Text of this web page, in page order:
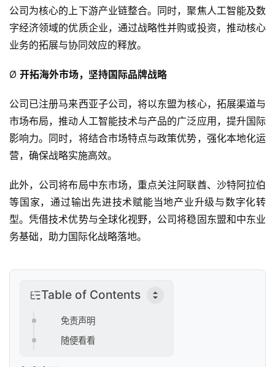
公司为核心的上下游产业链整合。同时，聚焦人工智能及数
字经济领域的优质企业，通过战略性并购或投资，推动核心
业务的拓展与协同效应的释放。
Ø 开拓海外市场，坚持国际品牌战略
公司已注册马来西亚子公司，将以东盟为核心，拓展渠道与
市场布局，推动人工智能技术与产品的广泛应用，提升国际
影响力。同时，将结合市场特点与政策优势，强化本地化运
营，确保战略实施高效。
此外，公司将布局中东市场，重点关注阿联酋、沙特阿拉伯
等国家，通过输出先进技术赋能当地产业升级与数字化转
型。凭借技术优势与全球化视野，公司将稳固东盟和中东业
务基础，助力国际化战略落地。
Table of Contents
免责声明
随便看看